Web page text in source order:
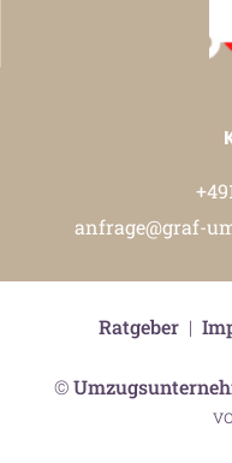
anfrage@graf-
©
Ratgeber|